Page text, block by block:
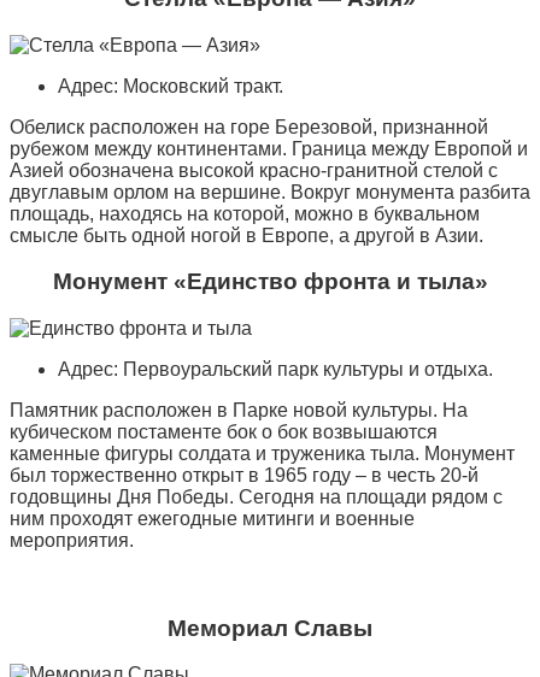
Адрес: Московский тракт.
Обелиск расположен на горе Березовой, признанной
рубежом между континентами. Граница между Европой и
Азией обозначена высокой красно-гранитной стелой с
двуглавым орлом на вершине. Вокруг монумента разбита
площадь, находясь на которой, можно в буквальном
смысле быть одной ногой в Европе, а другой в Азии.
Монумент «Единство фронта и тыла»
Адрес: Первоуральский парк культуры и отдыха.
Памятник расположен в Парке новой культуры. На
кубическом постаменте бок о бок возвышаются
каменные фигуры солдата и труженика тыла. Монумент
был торжественно открыт в 1965 году – в честь 20-й
годовщины Дня Победы. Сегодня на площади рядом с
ним проходят ежегодные митинги и военные
мероприятия.
Мемориал Славы